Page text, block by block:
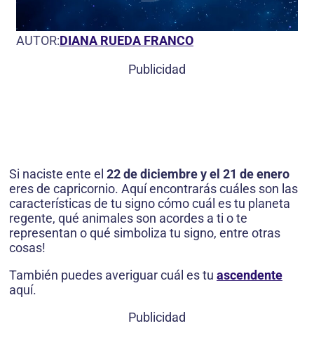
AUTOR:DIANA RUEDA FRANCO
Publicidad
Si naciste ente el 22 de diciembre y el 21 de enero
eres de capricornio. Aquí encontrarás cuáles son las
características de tu signo cómo cuál es tu planeta
regente, qué animales son acordes a ti o te
representan o qué simboliza tu signo, entre otras
cosas!
También puedes averiguar cuál es tu ascendente
aquí.
Publicidad